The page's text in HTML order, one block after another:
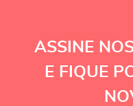
ASSINE
E FIQUE